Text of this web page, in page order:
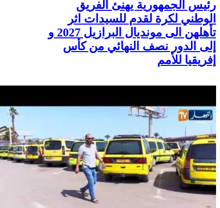
رئيس الجمهورية يهنئ الفريق
الوطني لكرة لقدم للسيدات اثر
إلى الدور نصف النهائي من كأس